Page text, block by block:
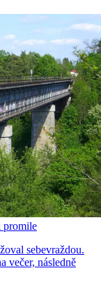
promile
sebevraždou.
večer, následně